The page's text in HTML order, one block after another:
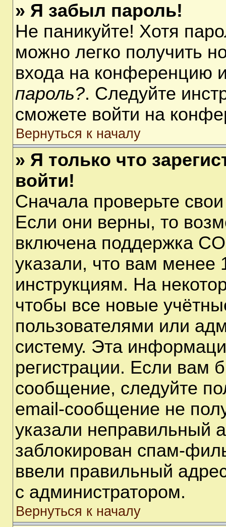
» Я забыл пароль!
Не паникуйте! Хотя
можно легко получить
входа на конференцию
пароль?. Следуйте
сможете войти на
Вернуться к началу
» Я только что
войти!
Сначала проверьте
Если они верны, то
включена поддержка
указали, что вам менее
инструкциям. На
чтобы все новые
пользователями или
систему. Эта
регистрации. Если вам
сообщение, следуйте
email-сообщение не
указали неправильный
заблокирован спам-
ввели правильный
с администратором.
Вернуться к началу